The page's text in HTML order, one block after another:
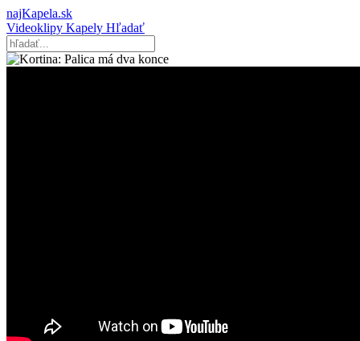
najKapela.sk
Videoklipy Kapely Hľadať